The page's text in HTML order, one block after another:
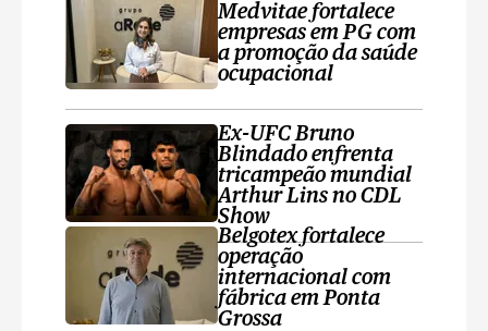
Medvitae fortalece
empresas em PG com
a promoção da saúde
ocupacional
Ex-UFC Bruno
Blindado enfrenta
tricampeão mundial
Arthur Lins no CDL
Show
Belgotex fortalece
operação
internacional com
fábrica em Ponta
Grossa